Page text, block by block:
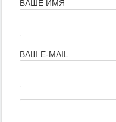
ВАШЕ ИМЯ
ВАШ E-MAIL